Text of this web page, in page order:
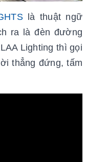
là thuật ngữ
ra là đèn đường
Lighting thì gọi
thẳng đứng, tấm